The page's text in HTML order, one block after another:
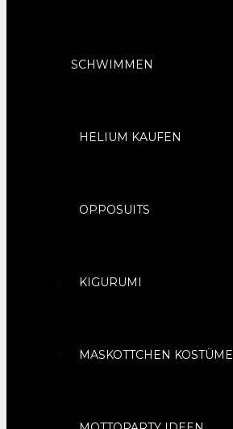
SCHWIMMEN
HELIUM KAUFEN
OPPOSUITS
KIGURUMI
MASKOTTCHEN KOSTÜME